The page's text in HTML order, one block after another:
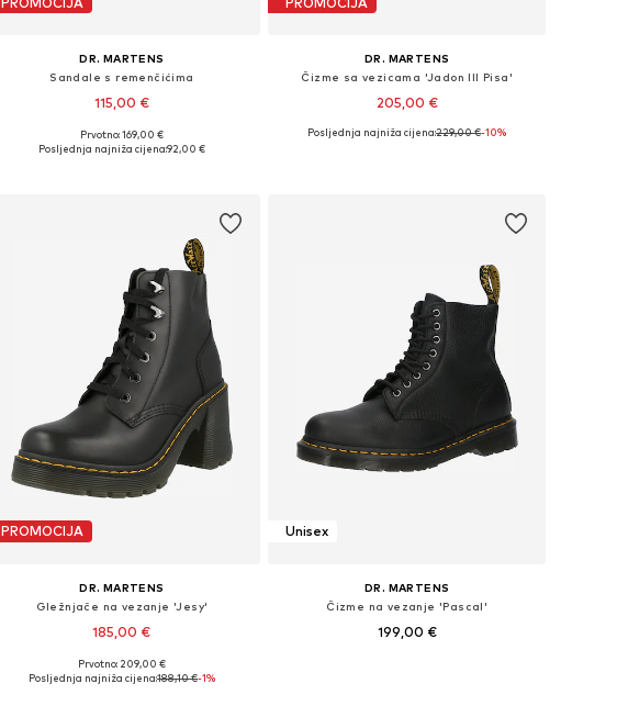
DR. MARTENS
Sandale s remenčićima
115,00 €
Dostupno u više veličina
Prvotno: 169,00 €
Posljednja najniža cijena:92,00 €
DR. MARTENS
Čizme sa vezicama 'Jadon III Pisa'
205,00 €
Dostupno u više veličina
Posljednja najniža cijena:229,00 €-10%
PROMOCIJA
DR. MARTENS
Gležnjače na vezanje 'Jesy'
185,00 €
Dostupno u više veličina
Prvotno: 209,00 €
Posljednja najniža cijena:188,10 €-1%
Unisex
DR. MARTENS
Čizme na vezanje 'Pascal'
199,00 €